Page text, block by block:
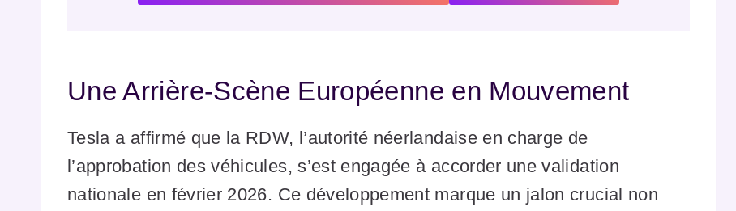
Une Arrière-Scène Européenne en Mouvement
Tesla a affirmé que la RDW, l’autorité néerlandaise en charge de
l’approbation des véhicules, s’est engagée à accorder une validation
nationale en février 2026. Ce développement marque un jalon crucial non